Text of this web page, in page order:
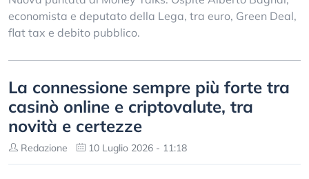
economista e deputato della Lega, tra euro, Green Deal,
flat tax e debito pubblico.
La connessione sempre più forte tra
casinò online e criptovalute, tra
novità e certezze
Redazione 10 Luglio 2026 - 11:18